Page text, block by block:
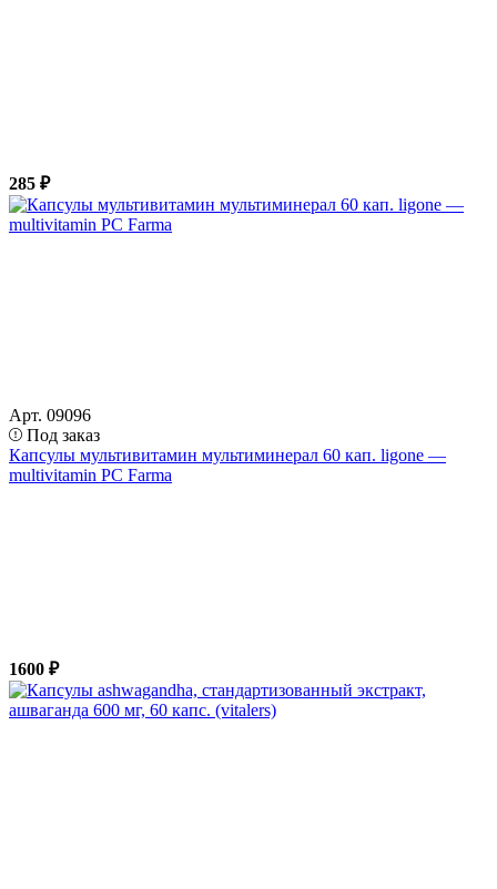
285 ₽
Арт. 09096
Под заказ
Капсулы мультивитамин мультиминерал 60 кап. ligone —
multivitamin PC Farma
1600 ₽